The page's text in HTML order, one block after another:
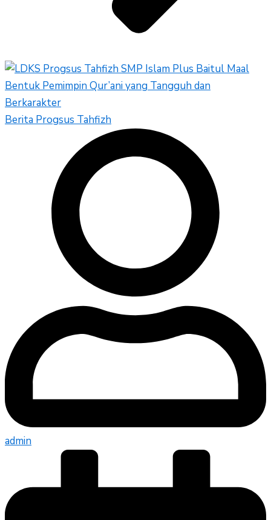
Berita Progsus Tahfizh
admin